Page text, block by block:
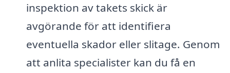
inspektion av takets skick är
avgörande för att identifiera
eventuella skador eller slitage. Genom
att anlita specialister kan du få en